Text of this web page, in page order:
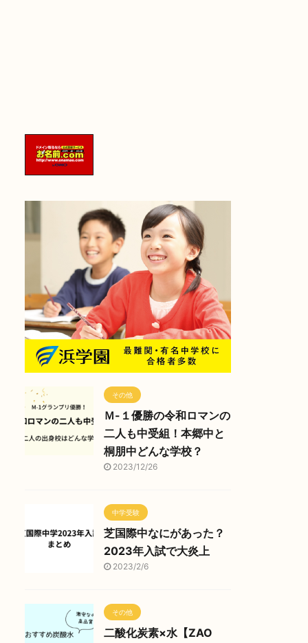
その他
Ｍ-１優勝の令和ロマンの
二人も中受組！本郷中と
桐朋中どんな学校？
2023/12/26
中学受験
芝国際中なにがあった？
2023年入試で大炎上
2023/2/6
その他
二酸化炭素×水【ZAO